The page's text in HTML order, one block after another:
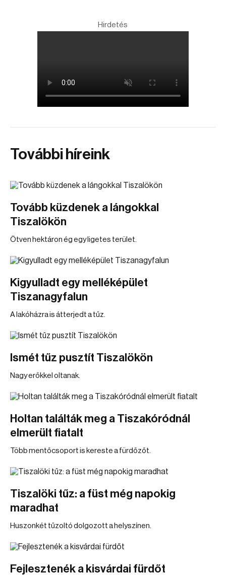
Hirdetés
További híreink
Tovább küzdenek a lángokkal
Tiszalökön
Ötven hektáron ég egy ligetes terület.
Kigyulladt egy melléképület
Tiszanagyfalun
A lakóházra is átterjedt a tűz.
Ismét tűz pusztít Tiszalökön
Nagy erőkkel oltanak.
Holtan találták meg a Tiszakóródnál
elmerült fiatalt
Több mentőcsoport is kereste a fürdőzőt.
Tiszalöki tűz: a füst még napokig
maradhat
Huszonkét tűzoltó dolgozott a helyszínen.
Fejlesztenék a kisvárdai fürdőt